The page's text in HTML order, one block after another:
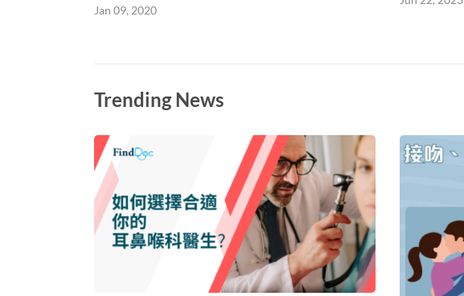
Jan 09, 2020
Trending News